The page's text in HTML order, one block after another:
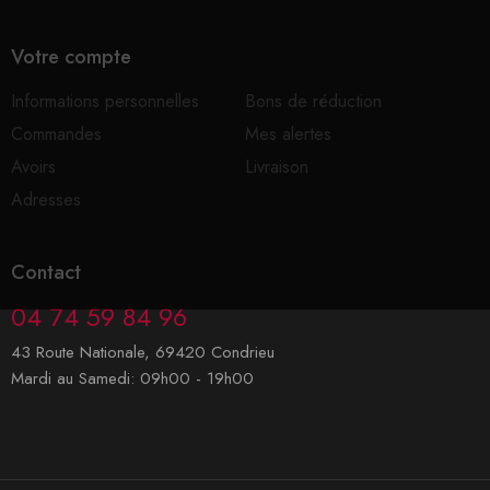
Votre compte
Informations personnelles
Bons de réduction
Commandes
Mes alertes
Avoirs
Livraison
Adresses
Contact
04 74 59 84 96
43 Route Nationale, 69420 Condrieu
Mardi au Samedi: 09h00 - 19h00